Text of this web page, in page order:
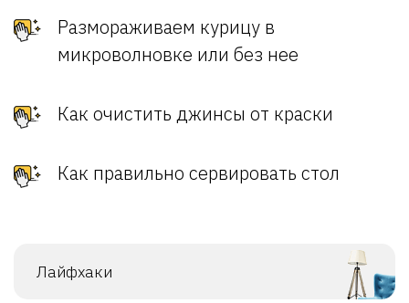
Размораживаем курицу в
микроволновке или без нее
Как очистить джинсы от краски
Как правильно сервировать стол
Лайфхаки